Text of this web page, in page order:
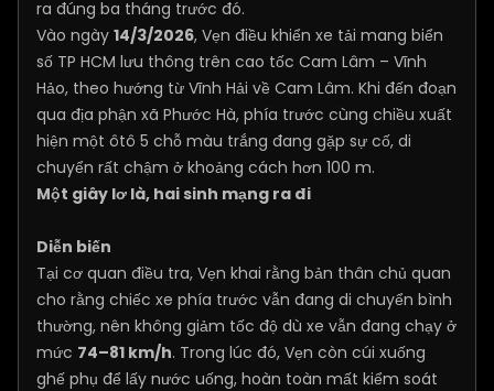
ra đúng ba tháng trước đó.
Vào ngày 14/3/2026, Vẹn điều khiển xe tải mang biển
số TP HCM lưu thông trên cao tốc Cam Lâm – Vĩnh
Hảo, theo hướng từ Vĩnh Hải về Cam Lâm. Khi đến đoạn
qua địa phận xã Phước Hà, phía trước cùng chiều xuất
hiện một ôtô 5 chỗ màu trắng đang gặp sự cố, di
chuyển rất chậm ở khoảng cách hơn 100 m.
Một giây lơ là, hai sinh mạng ra đi
Diễn biến
Tại cơ quan điều tra, Vẹn khai rằng bản thân chủ quan
cho rằng chiếc xe phía trước vẫn đang di chuyển bình
thường, nên không giảm tốc độ dù xe vẫn đang chạy ở
mức 74–81 km/h. Trong lúc đó, Vẹn còn cúi xuống
ghế phụ để lấy nước uống, hoàn toàn mất kiểm soát